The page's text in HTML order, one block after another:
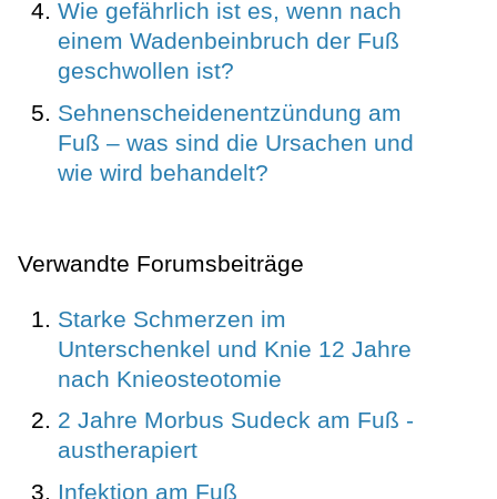
Wie gefährlich ist es, wenn nach
einem Wadenbeinbruch der Fuß
geschwollen ist?
Sehnenscheidenentzündung am
Fuß – was sind die Ursachen und
wie wird behandelt?
Verwandte Forumsbeiträge
Starke Schmerzen im
Unterschenkel und Knie 12 Jahre
nach Knieosteotomie
2 Jahre Morbus Sudeck am Fuß -
austherapiert
Infektion am Fuß